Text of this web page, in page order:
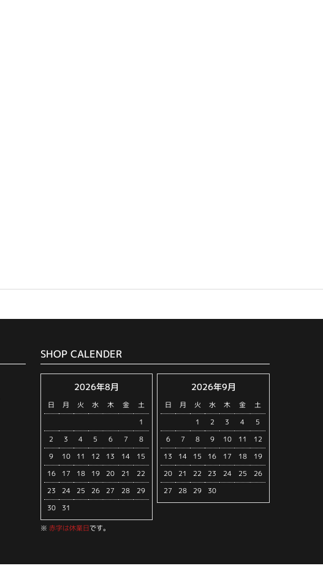
SHOP CALENDER
2026年8月
日 月 火 水 木 金
土
1
2
3 4 5 6 7
8
9
10 11 12 13 14
15
16
17 18 19 20 21
22
23
24 25 26 27 28
29
30
31
2026年9月
日 月 火 水 木 金
土
1
2 3 4
5
6
7 8 9 10 11
12
13
14 15 16 17 18
19
20
21 22 23 24 25
26
27
28 29 30
※ 赤字は休業日です。